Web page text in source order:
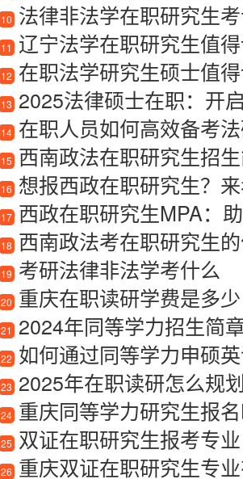
10 法律非法学在职研究生
11 辽宁法学在职研究生值得
12 在职法学研究生硕士值
13 2025法律硕士在职：开
14 在职人员如何高效备考法
15 西南政法在职研究生招
16 想报西政在职研究生？来看
17 西政在职研究生MPA：
18 西南政法考在职研究生
19 考研法律非法学考什么
20 重庆在职读研学费是多少
21 2024年同等学力招生简章
22 如何通过同等学力申硕
23 2025年在职读研怎么规
24 重庆同等学力研究生报
25 双证在职研究生报考专业
26 重庆双证在职研究生专